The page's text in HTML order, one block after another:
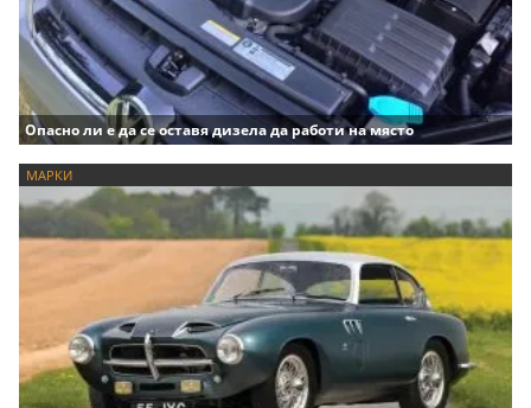
Опасно ли е да се оставя дизела да работи на място
МАРКИ